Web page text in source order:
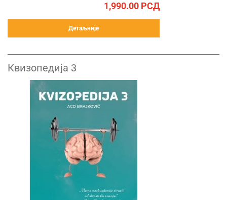
1,990.00 РСД
Детаљније
Квизопедија 3